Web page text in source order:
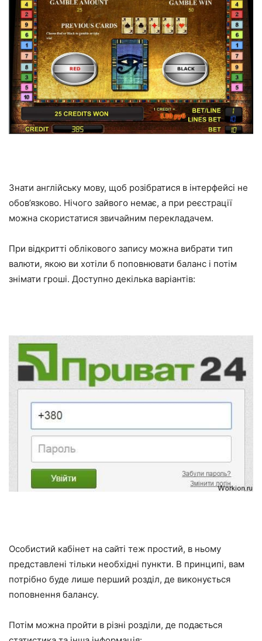
Знати англійську мову, щоб розібратися в інтерфейсі не
обов’язково. Нічого зайвого немає, а при реєстрації
можна скористатися звичайним перекладачем.
При відкритті облікового запису можна вибрати тип
валюти, якою ви хотіли б поповнювати баланс і потім
знімати гроші. Доступно декілька варіантів:
Особистий кабінет на сайті теж простий, в ньому
представлені тільки необхідні пункти. В принципі, вам
потрібно буде лише перший розділ, де виконується
поповнення балансу.
Потім можна пройти в різні розділи, де подається